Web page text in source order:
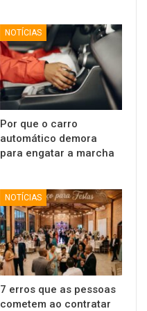
NOTÍCIAS
Por que o carro
automático demora
para engatar a marcha
NOTÍCIAS
7 erros que as pessoas
cometem ao contratar